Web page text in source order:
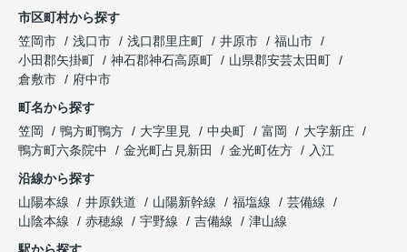
市区町村から探す
笠岡市
浅口市 浅口郡里庄町 井原市
福山市
小田郡矢掛町
神石郡神石高原町
山県郡安芸太田町
倉敷市
府中市
町名から探す
笠岡
鴨方町鴨方 大字里見 中央町 富岡
大字新庄
鴨方町六条院中
金光町占見新田 金光町佐方
入江
沿線から探す
山陽本線
井原鉄道 山陽新幹線 福塩線
芸備線
山陰本線
赤穂線 宇野線 吉備線
津山線
駅から探す